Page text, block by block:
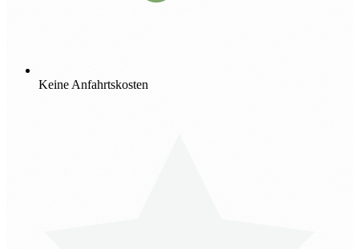
Keine Anfahrtskosten